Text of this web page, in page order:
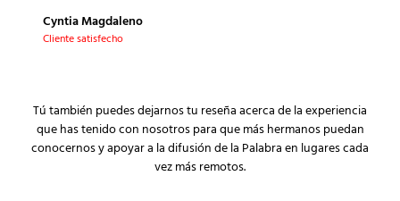
Cyntia Magdaleno
Cliente satisfecho
Tú también puedes dejarnos tu reseña acerca de la experiencia
que has tenido con nosotros para que más hermanos puedan
conocernos y apoyar a la difusión de la Palabra en lugares cada
vez más remotos.